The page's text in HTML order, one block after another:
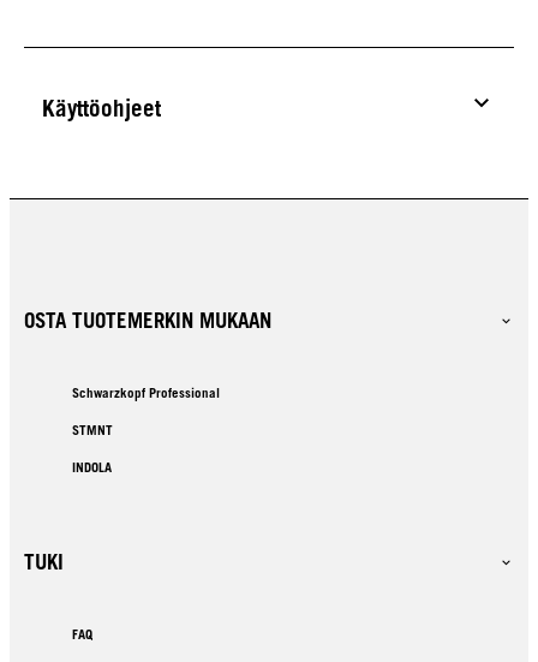
Käyttöohjeet
OSTA TUOTEMERKIN MUKAAN
Schwarzkopf Professional
STMNT
INDOLA
TUKI
FAQ